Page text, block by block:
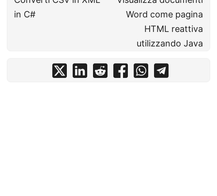
in C#
Word come pagina
HTML reattiva
utilizzando Java